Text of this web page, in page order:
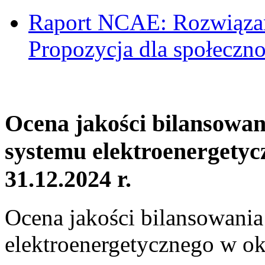
Raport NCAE:
Propozycja dla
Ocena jakości
systemu
31.12.2024 r.
Ocena jakości
elektroenergetycznego w